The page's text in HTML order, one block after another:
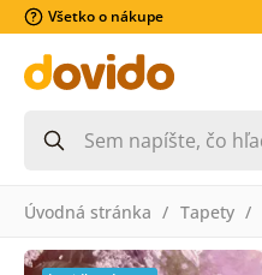
Všetko o nákupe
Úvodná stránka Tapety